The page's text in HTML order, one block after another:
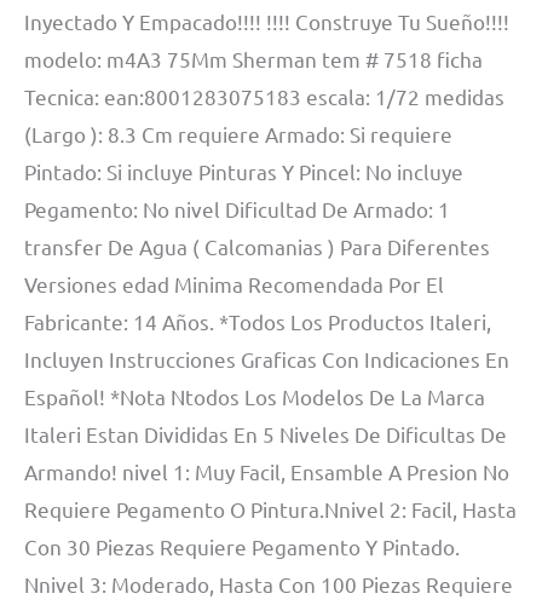
Inyectado Y Empacado!!!! !!!! Construye Tu Sueño!!!!
modelo: m4A3 75Mm Sherman tem # 7518 ficha
Tecnica: ean:8001283075183 escala: 1/72 medidas
(Largo ): 8.3 Cm requiere Armado: Si requiere
Pintado: Si incluye Pinturas Y Pincel: No incluye
Pegamento: No nivel Dificultad De Armado: 1
transfer De Agua ( Calcomanias ) Para Diferentes
Versiones edad Minima Recomendada Por El
Fabricante: 14 Años. *Todos Los Productos Italeri,
Incluyen Instrucciones Graficas Con Indicaciones En
Español! *Nota Ntodos Los Modelos De La Marca
Italeri Estan Divididas En 5 Niveles De Dificultas De
Armando! nivel 1: Muy Facil, Ensamble A Presion No
Requiere Pegamento O Pintura.Nnivel 2: Facil, Hasta
Con 30 Piezas Requiere Pegamento Y Pintado.
Nnivel 3: Moderado, Hasta Con 100 Piezas Requiere